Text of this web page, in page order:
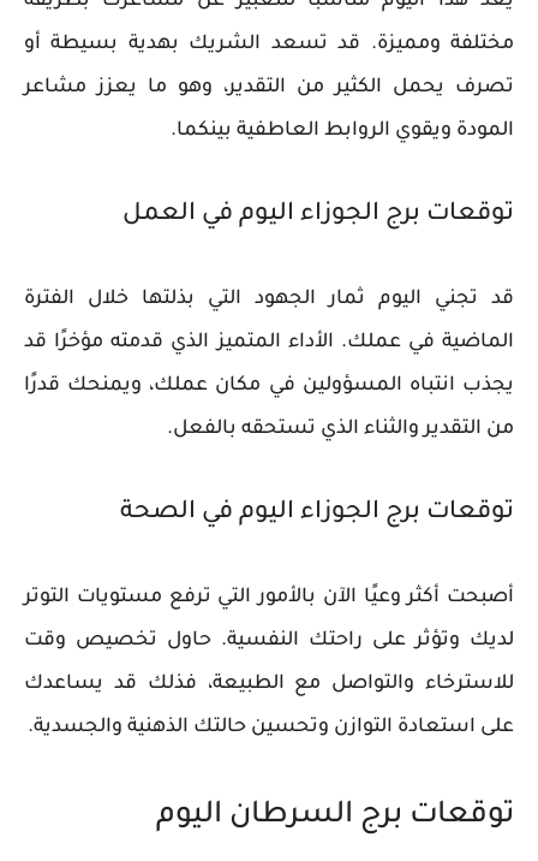
مختلفة ومميزة. قد تسعد الشريك بهدية بسيطة أو
تصرف يحمل الكثير من التقدير، وهو ما يعزز مشاعر
المودة ويقوي الروابط العاطفية بينكما.
توقعات برج الجوزاء اليوم في العمل
قد تجني اليوم ثمار الجهود التي بذلتها خلال الفترة
الماضية في عملك. الأداء المتميز الذي قدمته مؤخرًا قد
يجذب انتباه المسؤولين في مكان عملك، ويمنحك قدرًا
من التقدير والثناء الذي تستحقه بالفعل.
توقعات برج الجوزاء اليوم في الصحة
أصبحت أكثر وعيًا الآن بالأمور التي ترفع مستويات التوتر
لديك وتؤثر على راحتك النفسية. حاول تخصيص وقت
للاسترخاء والتواصل مع الطبيعة، فذلك قد يساعدك
على استعادة التوازن وتحسين حالتك الذهنية والجسدية.
توقعات برج السرطان اليوم